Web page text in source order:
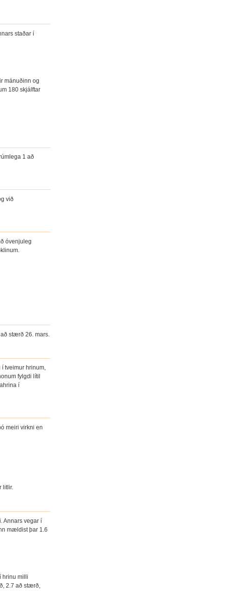
staðar í
mánuðinn og
180 skjálftar
1 að
við
óvenjuleg
stærð 26. mars.
í tveimur hrinum,
fylgdi lítil
í
meiri virkni en
litlir.
Annars vegar í
mældist þar 1.6
hrinu milli
2.7 að stærð,